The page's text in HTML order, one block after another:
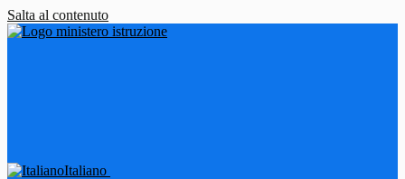
Salta al contenuto
Italiano